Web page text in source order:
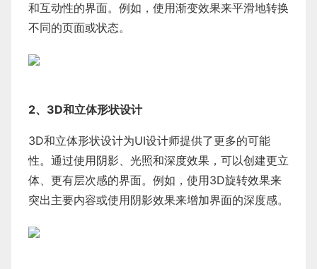
和互动性的界面。例如，使用渐变效果来平滑地转换
不同的页面或状态。
2、3D和立体形状设计
3D和立体形状设计为UI设计师提供了更多的可能
性。通过使用阴影、光照和深度效果，可以创建更立
体、更有层次感的界面。例如，使用3D旋转效果来
突出主要内容或使用阴影效果来增加界面的深度感。